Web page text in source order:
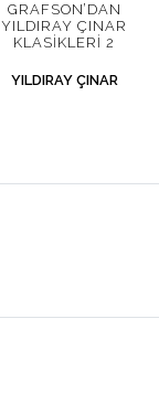
GRAFSON’DAN
YILDIRAY ÇINAR
KLASIKLERI 2
YILDIRAY ÇINAR